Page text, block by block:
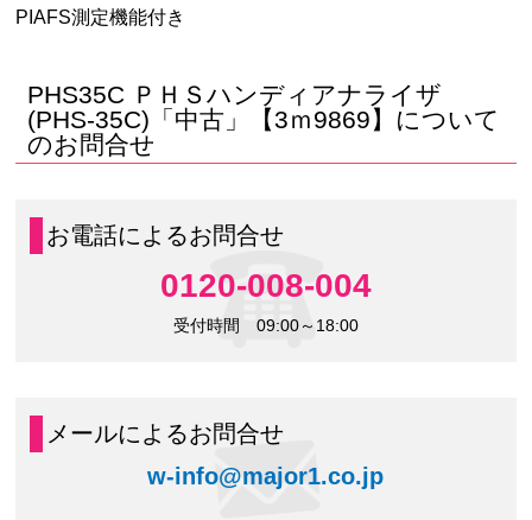
PIAFS測定機能付き
PHS35C ＰＨＳハンディアナライザ
(PHS-35C)「中古」【3ｍ9869】について
のお問合せ
お電話によるお問合せ
0120-008-004
受付時間 09:00～18:00
メールによるお問合せ
w-info@major1.co.jp